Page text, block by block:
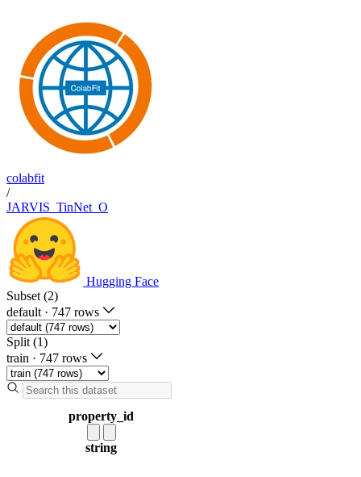
colabfit
/
JARVIS_TinNet_O
Hugging Face
Subset (2)
default · 747 rows
Split (1)
train · 747 rows
property_id
string